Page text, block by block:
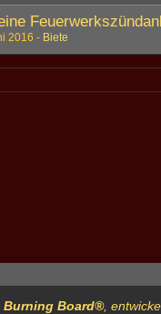
2016 Biete
Burning Board®,